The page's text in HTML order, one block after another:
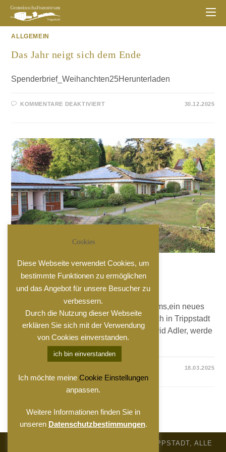
ALLGEMEIN
Das Jahr neigt sich dem Ende
Spenderbrief_Weihanchten25Herunterladen
KOMMENTARE DEAKTIVIERT 30.12.2025
ALLGEMEIN
Der neue Hausleiter
Liebe Freunde des Gemeinschaftszentrums,ein neues
Jahr hat begonnen und damit beginnt auch in Trippstadt
ein neues Kapitel. Zu Beginn: ich bin David Adler, werde
im Oktober…
18.03.2025
© 2026, GEMEINSCHAFTSZENTRUM TRIPPSTADT, ALLE
Cookies
Diese Webseite verwendet Cookies, um
bestimmte Funktionen zu ermöglichen
und das Angebot für unsere Besucher zu
verbessern.
Durch die Nutzung dieser Webseite
erklären Sie sich mit der Verwendung
von Cookies einverstanden.
ich bin einverstanden
Ich möchte meine Cookie Einstellungen
anpassen.
Weitere Informationen finden Sie in
unseren Datenschutzbestimmungen.